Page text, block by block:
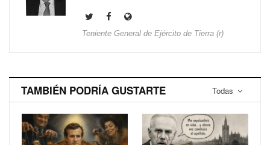
Teniente General de Ejército de Tierra (r)
Todas
TAMBIÉN PODRÍA GUSTARTE